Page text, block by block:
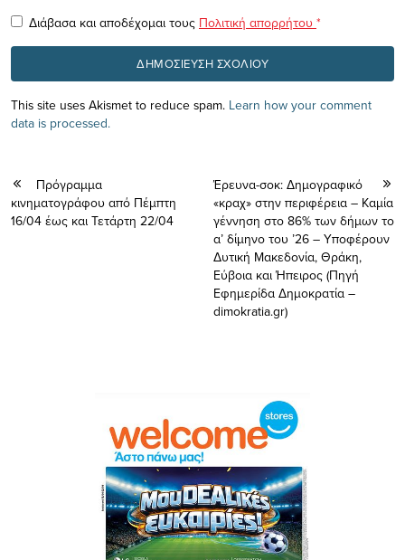
Διάβασα και αποδέχομαι τους Πολιτική απορρήτου *
This site uses Akismet to reduce spam. Learn how your comment
data is processed.
Πρόγραμμα
κινηματογράφου από Πέμπτη
16/04 έως και Τετάρτη 22/04
Έρευνα-σοκ: Δημογραφικό
«κραχ» στην περιφέρεια – Καμία
γέννηση στο 86% των δήμων το
α’ δίμηνο του ’26 – Υποφέρουν
Δυτική Μακεδονία, Θράκη,
Εύβοια και Ήπειρος (Πηγή
Εφημερίδα Δημοκρατία –
dimokratia.gr)